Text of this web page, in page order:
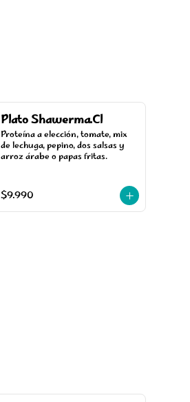
Plato Shawerma.Cl
Proteína a elección, tomate, mix
de lechuga, pepino, dos salsas y
arroz árabe o papas fritas.
$9.990